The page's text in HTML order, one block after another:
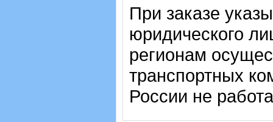
При заказе
юридического
регионам
транспортных
России не